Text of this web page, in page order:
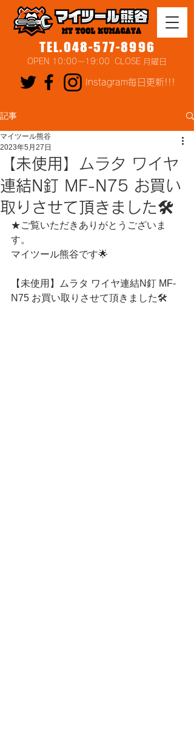
TEL.048-577-8996
OPEN 10:00～19:00 CLOSE 月曜日
Instagram毎日更新!!!
記事
【未使用】ムラタ ワイヤ
連結N釘 MF-N75 お買い
取りさせて頂きました🛠
マイツール熊谷
2023年5月27日
★ご覧いただきありがとうございま
す。
マイツール熊谷です🌟
【未使用】ムラタ ワイヤ連結N釘 MF-
N75 お買い取りさせて頂きました🛠